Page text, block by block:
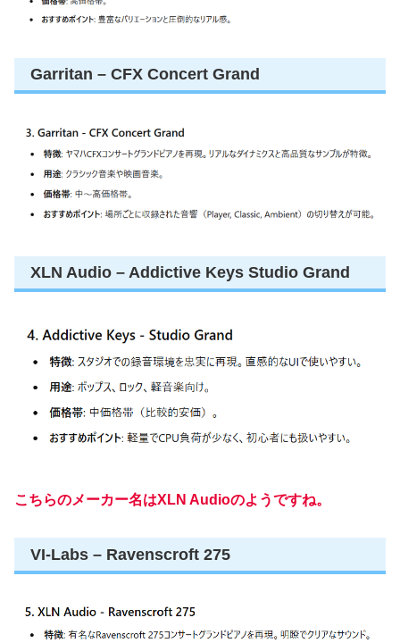
Garritan – CFX Concert Grand
XLN Audio – Addictive Keys Studio Grand
こちらのメーカー名はXLN Audioのようですね。
VI-Labs – Ravenscroft 275